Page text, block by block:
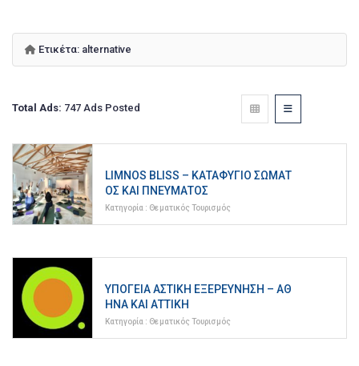
Ετικέτα: alternative
Total Ads: 747 Ads Posted
LIMNOS BLISS – ΚΑΤΑΦΎΓΙΟ ΣΏΜΑΤ
ΟΣ ΚΑΙ ΠΝΕΎΜΑΤΟΣ
Κατηγορία : Θεματικός Τουρισμός
ΥΠΌΓΕΙΑ ΑΣΤΙΚΉ ΕΞΕΡΕΎΝΗΣΗ – ΑΘ
ΉΝΑ ΚΑΙ ΑΤΤΙΚΉ
Κατηγορία : Θεματικός Τουρισμός